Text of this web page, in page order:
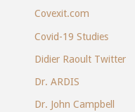
Covexit.com
Covid-19 Studies
Didier Raoult Twitter
Dr. ARDIS
Dr. John Campbell